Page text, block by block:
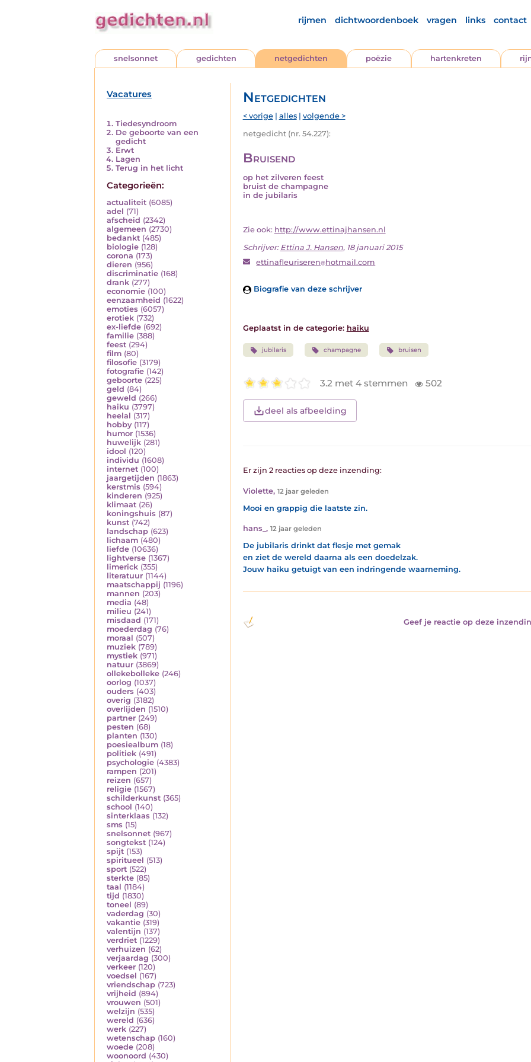
rijmen dichtwoordenboek vragen links contact
snelsonnet gedichten netgedichten poëzie hartenkreten
Vacatures
Tiedesyndroom
De geboorte van een
gedicht
Erwt
Lagen
Terug in het licht
Categorieën:
actualiteit (6085)
adel (71)
afscheid (2342)
algemeen (2730)
bedankt (485)
biologie (128)
corona (173)
dieren (956)
discriminatie (168)
drank (277)
economie (100)
eenzaamheid (1622)
emoties (6057)
erotiek (732)
ex-liefde (692)
familie (388)
feest (294)
film (80)
filosofie (3179)
fotografie (142)
geboorte (225)
geld (84)
geweld (266)
haiku (3797)
heelal (317)
hobby (117)
humor (1536)
huwelijk (281)
idool (120)
individu (1608)
internet (100)
jaargetijden (1863)
kerstmis (594)
kinderen (925)
klimaat (26)
koningshuis (87)
kunst (742)
landschap (623)
lichaam (480)
liefde (10636)
lightverse (1367)
limerick (355)
literatuur (1144)
maatschappij (1196)
mannen (203)
media (48)
milieu (241)
misdaad (171)
moederdag (76)
moraal (507)
muziek (789)
mystiek (971)
natuur (3869)
ollekebolleke (246)
oorlog (1037)
ouders (403)
overig (3182)
overlijden (1510)
partner (249)
pesten (68)
planten (130)
poesiealbum (18)
politiek (491)
psychologie (4383)
rampen (201)
reizen (657)
religie (1567)
schilderkunst (365)
school (140)
sinterklaas (132)
sms (15)
snelsonnet (967)
songtekst (124)
spijt (153)
spiritueel (513)
sport (522)
sterkte (85)
taal (1184)
tijd (1830)
toneel (89)
vaderdag (30)
vakantie (319)
valentijn (137)
verdriet (1229)
verhuizen (62)
verjaardag (300)
verkeer (120)
voedsel (167)
vriendschap (723)
vrijheid (894)
vrouwen (501)
welzijn (535)
wereld (636)
werk (227)
wetenschap (160)
woede (208)
woonoord (430)
Netgedichten
< vorige| alles| volgende >
netgedicht (nr. 54.227):
Bruisend
op het zilveren feest
bruist de champagne
in de jubilaris
Zie ook: http://www.ettinajhansen.nl
Schrijver: Ettina J. Hansen, 18 januari 2015
ettinafleuriseren hotmail.com
Biografie van deze schrijver
Geplaatst in de categorie: haiku
jubilaris champagne bruisen
3.2 met 4 stemmen 502
deel als afbeelding
Er zijn 2 reacties op deze inzending:
Violette, 12 jaar geleden
Mooi en grappig die laatste zin.
hans_ , 12 jaar geleden
De jubilaris drinkt dat flesje met gemak
en ziet de wereld daarna als een doedelzak.
Jouw haiku getuigt van een indringende waarneming.
Geef je reactie op deze